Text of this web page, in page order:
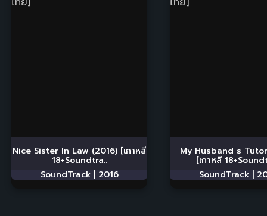
Nice Sister In Law (2016) [เกาหลี
18+Soundtra..
SoundTrack | 2016
My Husband s
[เกาหลี
SoundTrack |